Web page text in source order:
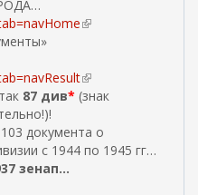
(
е
ш
я
я
(
в
е
ш
87 див* (знак
документа о
с 1944 по 1945 гг…
зенап...